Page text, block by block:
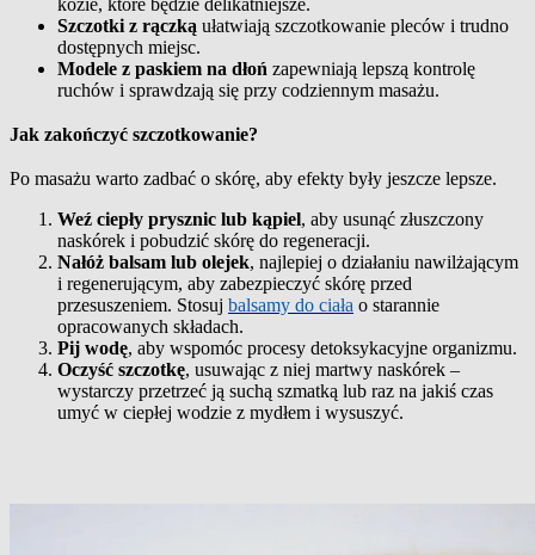
kozie, które będzie delikatniejsze.
Szczotki z rączką ułatwiają szczotkowanie pleców i trudno
dostępnych miejsc.
Modele z paskiem na dłoń zapewniają lepszą kontrolę
ruchów i sprawdzają się przy codziennym masażu.
Jak zakończyć szczotkowanie?
Po masażu warto zadbać o skórę, aby efekty były jeszcze lepsze.
Weź ciepły prysznic lub kąpiel, aby usunąć złuszczony
naskórek i pobudzić skórę do regeneracji.
Nałóż balsam lub olejek, najlepiej o działaniu nawilżającym
i regenerującym, aby zabezpieczyć skórę przed
przesuszeniem. Stosuj balsamy do ciała o starannie
opracowanych składach.
Pij wodę, aby wspomóc procesy detoksykacyjne organizmu.
Oczyść szczotkę, usuwając z niej martwy naskórek –
wystarczy przetrzeć ją suchą szmatką lub raz na jakiś czas
umyć w ciepłej wodzie z mydłem i wysuszyć.